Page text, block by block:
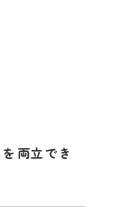
両立でき